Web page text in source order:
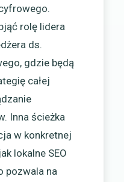
rolę lidera
ds.
gdzie będą
całej
Inna ścieżka
w konkretnej
lokalne SEO
pozwala na